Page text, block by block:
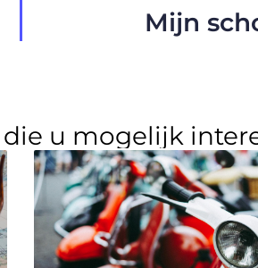
Mijn
die u mogelijk